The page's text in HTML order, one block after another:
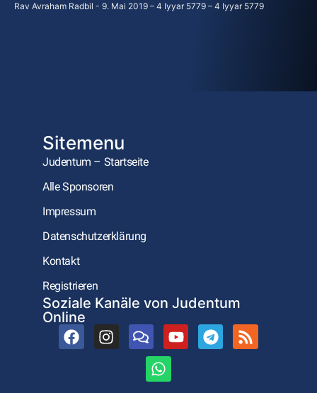
Rav Avraham Radbil 9. Mai 2019 – 4 Iyyar 5779 – 4 Iyyar 5779
Sitemenu
Judentum – Startseite
Alle Sponsoren
Impressum
Datenschutzerklärung
Kontakt
Registrieren
Soziale Kanäle von Judentum
Online